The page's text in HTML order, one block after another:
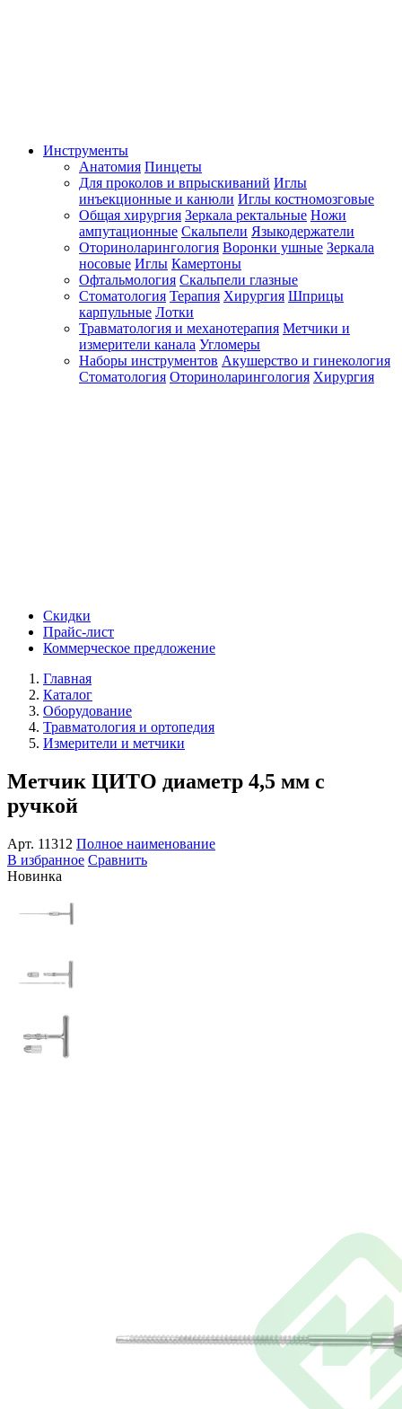
Инструменты
Анатомия Пинцеты
Для проколов и впрыскиваний Иглы
инъекционные и канюли Иглы костномозговые
Общая хирургия Зеркала ректальные Ножи
ампутационные Скальпели Языкодержатели
Оториноларингология Воронки ушные Зеркала
носовые Иглы Камертоны
Офтальмология Скальпели глазные
Стоматология Терапия Хирургия Шприцы
карпульные Лотки
Травматология и механотерапия Метчики и
измерители канала Угломеры
Наборы инструментов Акушерство и гинекология
Стоматология Оториноларингология Хирургия
Скидки
Прайс-лист
Коммерческое предложение
Главная
Каталог
Оборудование
Травматология и ортопедия
Измерители и метчики
Метчик ЦИТО диаметр 4,5 мм с
ручкой
Арт. 11312 Полное наименование
В избранное Сравнить
Новинка